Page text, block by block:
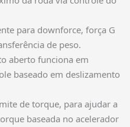
para downforce, força G
de peso.
aberto funciona em
baseado em deslizamento
de torque, para ajudar a
baseada no acelerador